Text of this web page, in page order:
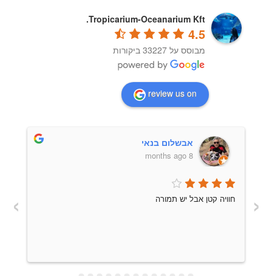
Tropicarium-Oceanarium Kft.
4.5
מבוסס על 33227 ביקורות
review us on
אבשלום בנאי
8 months ago
חוויה קטן אבל יש תמורה ‹
›